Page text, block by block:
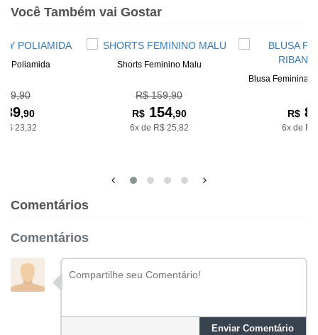
Você Também vai Gostar
Poliamida
,90
23,32
Shorts Feminino Malu
R$ 159,90
R$154,90
6x de R$ 25,82
Blusa Feminina
R$
6x de
Comentários
Comentários
Enviar Comentário